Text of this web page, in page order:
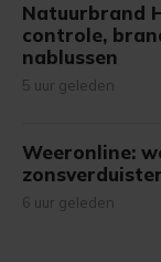
Natuurbrand
controle,
nablussen
5 uur geleden
Weeronline:
6 uur geleden